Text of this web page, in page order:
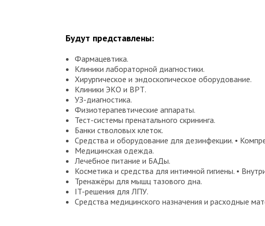
Будут представлены:
Фармацевтика.
Клиники лабораторной диагностики.
Хирургическое и эндоскопическое оборудование.
Клиники ЭКО и ВРТ.
УЗ-диагностика.
Физиотерапевтические аппараты.
Тест-системы пренатального скрининга.
Банки стволовых клеток.
Средства и оборудование для дезинфекции. •
Медицинская одежда.
Лечебное питание и БАДы.
Косметика и средства для интимной гигиены. •
Тренажёры для мышц тазового дна.
IT-решения для ЛПУ.
Средства медицинского назначения и расходные